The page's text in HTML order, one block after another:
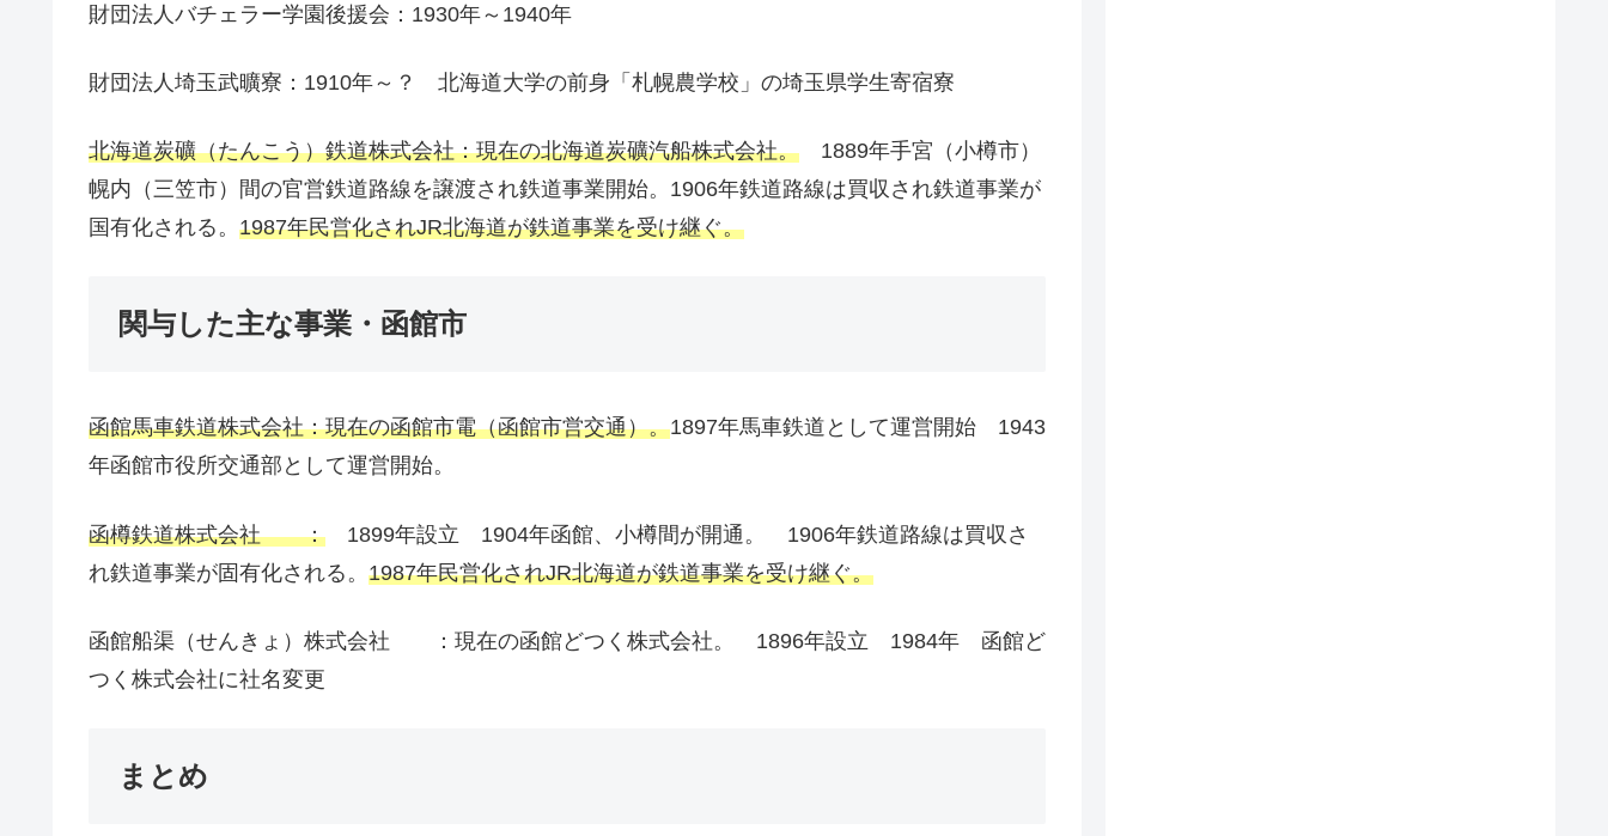
財団法人バチェラー学園後援会：1930年～1940年
財団法人埼玉武曠寮：1910年～？ 北海道大学の前身「札幌農学校」の埼玉県学生寄宿寮
北海道炭礦（たんこう）鉄道株式会社：現在の北海道炭礦汽船株式会社。 1889年手宮（小樽市）
幌内（三笠市）間の官営鉄道路線を譲渡され鉄道事業開始。1906年鉄道路線は買収され鉄道事業が
国有化される。 1987年民営化されJR北海道が鉄道事業を受け継ぐ。
関与した主な事業・函館市
函館馬車鉄道株式会社：現在の函館市電（函館市営交通）。1897年馬車鉄道として運営開始 1943
年函館市役所交通部として運営開始。
函樽鉄道株式会社 ： 1899年設立 1904年函館、小樽間が開通。 1906年鉄道路線は買収さ
れ鉄道事業が固有化される。 1987年民営化されJR北海道が鉄道事業を受け継ぐ。
函館船渠（せんきょ）株式会社 ：現在の函館どつく株式会社。 1896年設立 1984年 函館ど
つく株式会社に社名変更
まとめ